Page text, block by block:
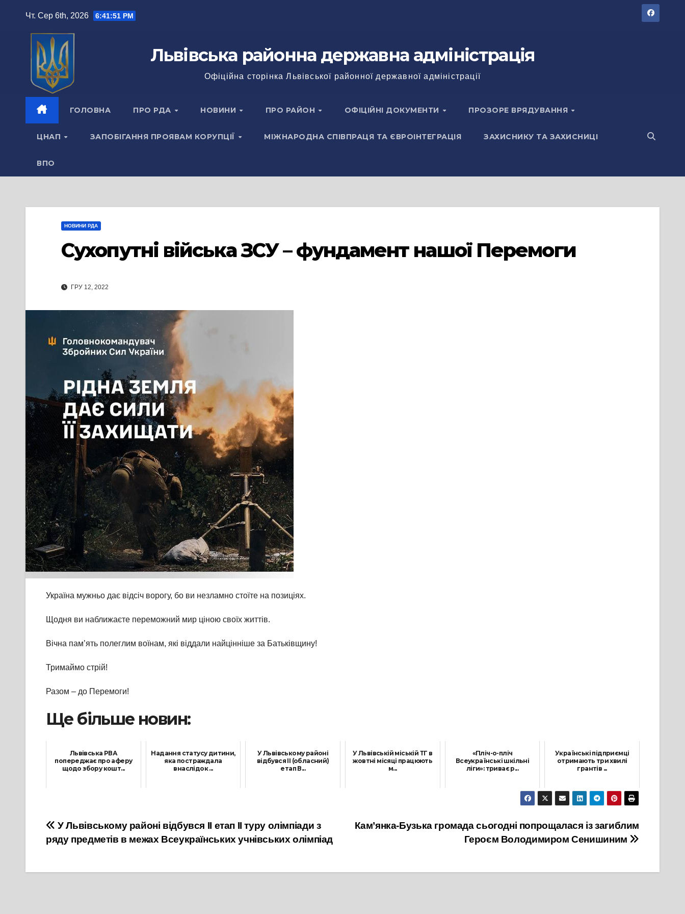
Чт. Сер 6th, 2026 6:41:51 PM
Львівська районна державна адміністрація
Офіційна сторінка Львівської районної державної адміністрації
ГОЛОВНА ПРО РДА НОВИНИ ПРО РАЙОН ОФІЦІЙНІ ДОКУМЕНТИ ПРОЗОРЕ ВРЯДУВАННЯ
ЦНАП ЗАПОБІГАННЯ ПРОЯВАМ КОРУПЦІЇ МІЖНАРОДНА СПІВПРАЦЯ ТА ЄВРОІНТЕГРАЦІЯ ЗАХИСНИКУ ТА ЗАХИСНИЦІ
ВПО
НОВИНИ РДА
Сухопутні війська ЗСУ – фундамент нашої Перемоги
ГРУ 12, 2022
Україна мужньо дає відсіч ворогу, бо ви незламно стоїте на позиціях.
Щодня ви наближаєте переможний мир ціною своїх життів.
Вічна пам’ять полеглим воїнам, які віддали найцінніше за Батьківщину!
Тримаймо стрій!
Разом – до Перемоги!
Ще більше новин:
Львівська РВА
попереджає про аферу
щодо збору кошт...
Надання статусу дитини,
яка постраждала
внаслідок ...
У Львівському районі
відбувся ІІ (обласний)
етап В...
У Львівській міській ТГ в
жовтні місяці працюють
м...
«Пліч-о-пліч
Всеукраїнські шкільні
ліги»: триває р...
Українські підприємці
отримають три хвилі
грантів ...
11 Серпня, 2023
Навігація
записів
Кам’янка-Бузька громада сьогодні попрощалася із загиблим
Героєм Володимиром Сенишиним
У Львівському районі відбувся ІІ етап ІІ туру олімпіади з
ряду предметів в межах Всеукраїнських учнівських олімпіад